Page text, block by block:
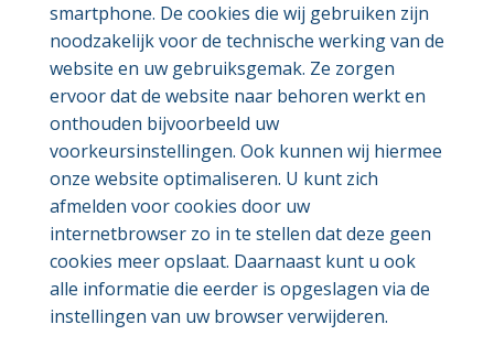
smartphone. De cookies die wij gebruiken zijn
noodzakelijk voor de technische werking van de
website en uw gebruiksgemak. Ze zorgen
ervoor dat de website naar behoren werkt en
onthouden bijvoorbeeld uw
voorkeursinstellingen. Ook kunnen wij hiermee
onze website optimaliseren. U kunt zich
afmelden voor cookies door uw
internetbrowser zo in te stellen dat deze geen
cookies meer opslaat. Daarnaast kunt u ook
alle informatie die eerder is opgeslagen via de
instellingen van uw browser verwijderen.